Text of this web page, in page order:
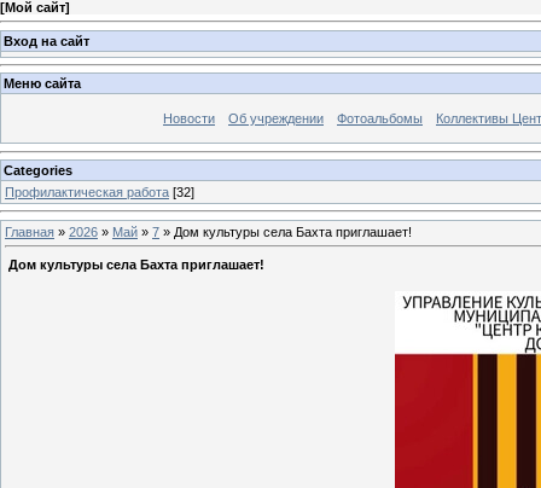
[Мой сайт]
Вход на сайт
Меню сайта
Новости Об учреждении Фотоальбомы Коллективы
Categories
Профилактическая работа [32]
Главная » 2026 » Май » 7 » Дом культуры села Бахта приглашает!
Дом культуры села Бахта приглашает!